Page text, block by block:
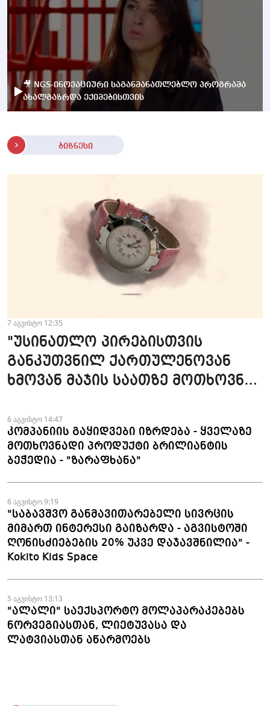
🎥 NGS-ინოვაციური საგანმანათლებლო პროგრამა
ახალგაზრდა ექიმებისთვის
ბიზნესი
7 აგვისტო 12:35
"უსინათლო პირებისთვის
განკუთვნილ ქართულენოვან
ხმოვან მაჯის საათზე მოთხოვნა
6 აგვისტო 14:47
კომპანიის გაყიდვები იზრდება - ყველაზე
მოთხოვნადი პროდუქტი ბრილიანტის
ბეჭედია - "ზარაფხანა"
6 აგვისტო 9:19
"საბავშვო განმავითარებელი სივრცის
მიმართ ინტერესი გაიზარდა - აგვისტოში
ღონისძიებების 20% უკვე დაჯავშნილია" -
Kokito Kids Space
5 აგვისტო 13:13
"ალალი" საექსპორტო მოლაპარაკებებს
ნორვეგიასთან, ლიეტუვასა და
ლატვიასთან აწარმოებს